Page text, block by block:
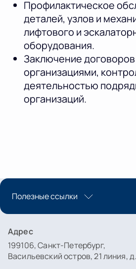
Профилактическое
деталей, узлов и
лифтового и
оборудования.
Заключение
организациями,
деятельностью
организаций.
Полезные ссылки
Адрес
199106, Санкт-Петербург,
Васильевский остров, 21 линия,